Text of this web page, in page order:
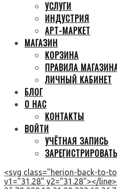
УСЛУГИ
ИНДУСТРИЯ
АРТ-МАРКЕТ
МАГАЗИН
КОРЗИНА
ПРАВИЛА
ЛИЧНЫЙ КАБИНЕТ
БЛОГ
О НАС
КОНТАКТЫ
ВОЙТИ
УЧЁТНАЯ ЗАПИСЬ
<svg class="herion-back-to-
y1="31.28" y2="31.28"></